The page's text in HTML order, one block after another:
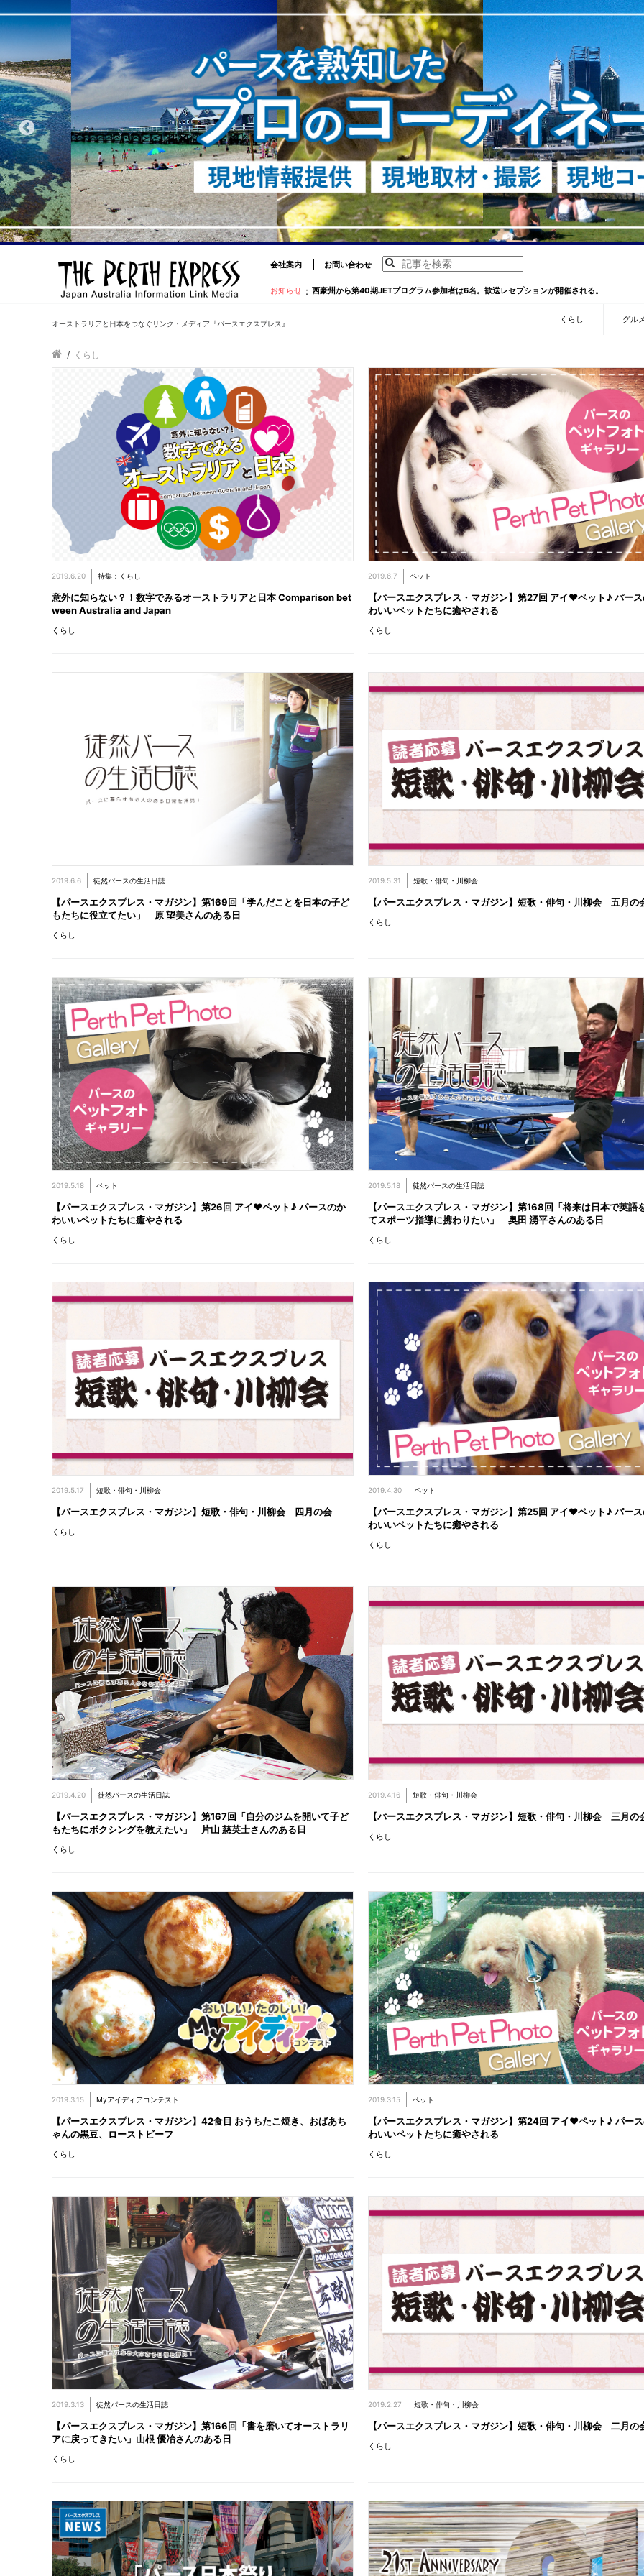
会社案内 お問い合わせ
お知らせ ： 西豪州から第40期JETプログラム参加者は6名。歓送レセプションが開催される。
オーストラリアと日本をつなぐリンク・メディア『パースエクスプレス』 くらし グル
/ くらし
2019.6.20 特集：くらし
意外に知らない？！数字でみるオーストラリアと日本 Comparison bet
ween Australia and Japan
くらし
2019.6.7 ペット
【パースエクスプレス・マガジン】第27回 アイ♥ペット♪ パー
わいいペットたちに癒やされる
くらし
2019.6.6 徒然パースの生活日誌
【パースエクスプレス・マガジン】第169回「学んだことを日本の子ど
もたちに役立てたい」 原 望美さんのある日
くらし
2019.5.31 短歌・俳句・川柳会
【パースエクスプレス・マガジン】短歌・俳句・川柳会 五月の
くらし
2019.5.18 ペット
【パースエクスプレス・マガジン】第26回 アイ♥ペット♪ パースのか
わいいペットたちに癒やされる
くらし
2019.5.18 徒然パースの生活日誌
【パースエクスプレス・マガジン】第168回「将来は日本で英語
てスポーツ指導に携わりたい」 奥田 湧平さんのある日
くらし
2019.5.17 短歌・俳句・川柳会
【パースエクスプレス・マガジン】短歌・俳句・川柳会 四月の会
くらし
2019.4.30 ペット
【パースエクスプレス・マガジン】第25回 アイ♥ペット♪ パー
わいいペットたちに癒やされる
くらし
2019.4.20 徒然パースの生活日誌
【パースエクスプレス・マガジン】第167回「自分のジムを開いて子ど
もたちにボクシングを教えたい」 片山 慈英士さんのある日
くらし
2019.4.16 短歌・俳句・川柳会
【パースエクスプレス・マガジン】短歌・俳句・川柳会 三月の
くらし
2019.3.15 Myアイディアコンテスト
【パースエクスプレス・マガジン】42食目 おうちたこ焼き、おばあち
ゃんの黒豆、ローストビーフ
くらし
2019.3.15 ペット
【パースエクスプレス・マガジン】第24回 アイ♥ペット♪ パー
わいいペットたちに癒やされる
くらし
2019.3.13 徒然パースの生活日誌
【パースエクスプレス・マガジン】第166回「書を磨いてオーストラリ
アに戻ってきたい」山根 優冶さんのある日
くらし
2019.2.27 短歌・俳句・川柳会
【パースエクスプレス・マガジン】短歌・俳句・川柳会 二月の
くらし